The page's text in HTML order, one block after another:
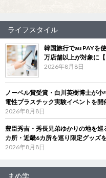
ライフスタイル
韓国旅行でau PAYを
万店舗以上が対象に【
2026年8月8日
ノーベル賞受賞・白川英樹博士が
電性プラスチック実験イベントを開
2026年8月8日
豊臣秀吉・秀長兄弟ゆかりの地を
カ所・近畿6カ所を巡り限定グッズ
2026年8月8日
まめ学